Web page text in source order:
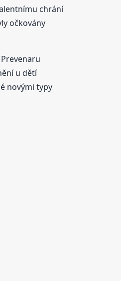
chrání
očkovány
u dětí
novými typy